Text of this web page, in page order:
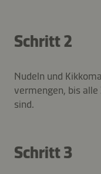
Schritt 2
Nudeln und
vermengen, bis
sind.
Schritt 3